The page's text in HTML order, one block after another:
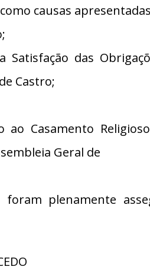
causas
Satisfação das
Castro;
Casamento
Geral de
foram plenamente